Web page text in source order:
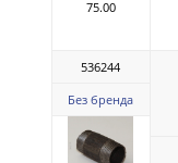
75.00
536244
Без бренда